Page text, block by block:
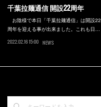
千葉拉麺通信 開設22周年
お陰様で本日「千葉拉麺通信」は開設22
周年を迎える事が出来ました。これも日…
2022.02.16 15:00 NEWS